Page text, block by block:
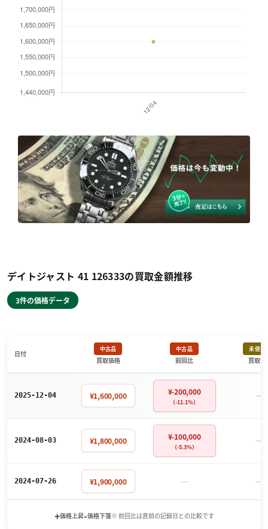
デイトジャスト 41 126333の買取金額推移
3件の価格データ
日付
中古品
買取価格
中古品
前回比
未使用
買取価
2025-12-04 ¥1,600,000 ¥-200,000
（-11.1%） －
2024-08-03 ¥1,800,000 ¥-100,000
（-5.3%） －
2024-07-26 ¥1,900,000 － －
+価格上昇-価格下落※ 前回比は直前の記録日との比較です